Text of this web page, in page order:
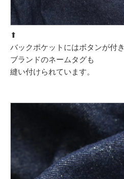
⬆︎
バックポケットにはボタンが付き
ブランドのネームタグも
縫い付けられています。